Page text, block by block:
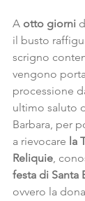
A otto giorni
il busto
scrigno
vengono
processione
ultimo saluto
Barbara, per
a rievocare la
Reliquie,
festa di Santa
ovvero la